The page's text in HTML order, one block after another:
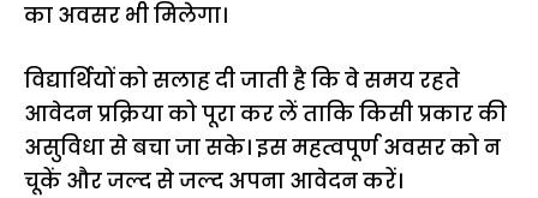
का अवसर भी मिलेगा।
विद्यार्थियों को सलाह दी जाती है कि वे समय रहते
आवेदन प्रक्रिया को पूरा कर लें ताकि किसी प्रकार की
असुविधा से बचा जा सके। इस महत्वपूर्ण अवसर को न
चूकें और जल्द से जल्द अपना आवेदन करें।